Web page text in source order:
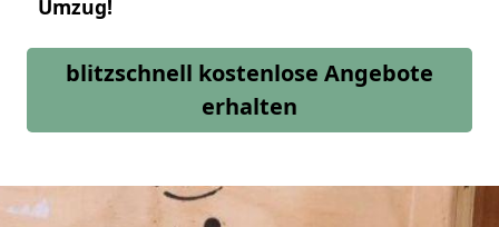
Umzug!
blitzschnell kostenlose Angebote
erhalten